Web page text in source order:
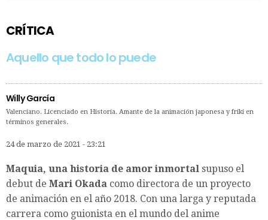
CRÍTICA
Aquello que todo lo puede
Willy García
Valenciano. Licenciado en Historia. Amante de la animación japonesa y friki en
términos generales.
24 de marzo de 2021 - 23:21
Maquia, una historia de amor inmortal supuso el
debut de Mari Okada como directora de un proyecto
de animación en el año 2018. Con una larga y reputada
carrera como guionista en el mundo del anime